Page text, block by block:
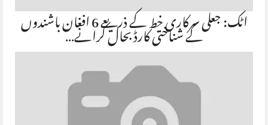
اٹک: جعلی سرکاری خط کے ذریعے 6 افغان باشندوںکے شناختی کارڈ بحال کرانے…